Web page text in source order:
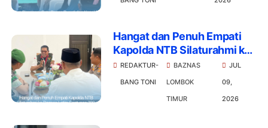
Hangat dan Penuh Empati
Kapolda NTB Silaturahmi ke
Baznas Lotim Santunan 200
Warga
REDAKTUR-
BANG TONI
BAZNAS
LOMBOK
TIMUR
JUL
09,
2026